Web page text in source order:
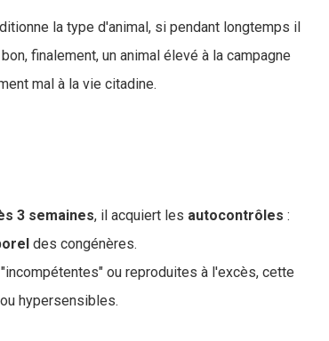
la type d'animal, si pendant longtemps il
finalement, un animal élevé à la campagne
mal à la vie citadine.
3 semaines, il acquiert les autocontrôles :
des congénères.
ou reproduites à l'excès, cette
hypersensibles.